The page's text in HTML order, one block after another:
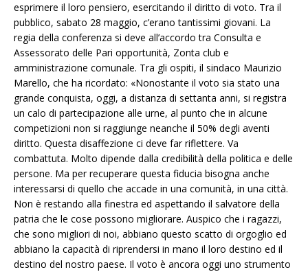
esprimere il loro pensiero, esercitando il diritto di voto. Tra il
pubblico, sabato 28 maggio, c’erano tantissimi giovani. La
regia della conferenza si deve all’accordo tra Consulta e
Assessorato delle Pari opportunità, Zonta club e
amministrazione comunale. Tra gli ospiti, il sindaco Maurizio
Marello, che ha ricordato: «Nonostante il voto sia stato una
grande conquista, oggi, a distanza di settanta anni, si registra
un calo di partecipazione alle urne, al punto che in alcune
competizioni non si raggiunge neanche il 50% degli aventi
diritto. Questa disaffezione ci deve far riflettere. Va
combattuta. Molto dipende dalla credibilità della politica e delle
persone. Ma per recuperare questa fiducia bisogna anche
interessarsi di quello che accade in una comunità, in una città.
Non è restando alla finestra ed aspettando il salvatore della
patria che le cose possono migliorare. Auspico che i ragazzi,
che sono migliori di noi, abbiano questo scatto di orgoglio ed
abbiano la capacità di riprendersi in mano il loro destino ed il
destino del nostro paese. Il voto è ancora oggi uno strumento